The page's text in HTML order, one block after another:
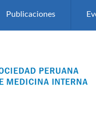
Publicaciones